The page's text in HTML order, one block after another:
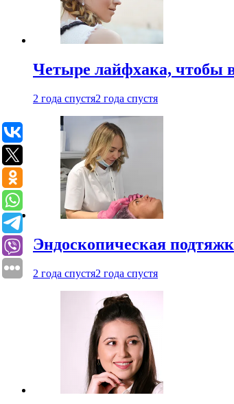
Четыре лайфхака, чтобы
2 года спустя2 года спустя
Эндоскопическая
2 года спустя2 года спустя